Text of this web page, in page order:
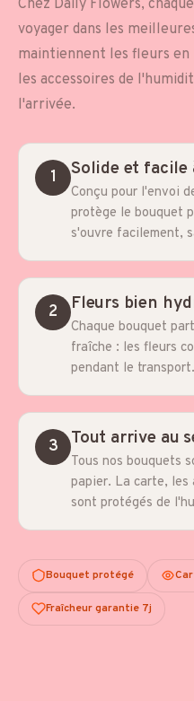
Chez Daily Flowers,
voyager dans les
maintiennent les fleurs
les accessoires de
l'arrivée.
1 Solide et facile
Conçu pour l'envoi
protège le bouquet
s'ouvre facilement,
2 Fleurs bien
Chaque bouquet
fraîche : les fleurs
pendant le transport.
3 Tout arrive au
Tous nos bouquets
papier. La carte, les
sont protégés de
Bouquet protégé
Fraîcheur garantie 7j